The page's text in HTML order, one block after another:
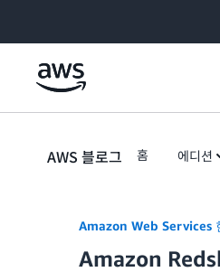
AWS 블로그 홈 에디션
Amazon Web Services
Amazon